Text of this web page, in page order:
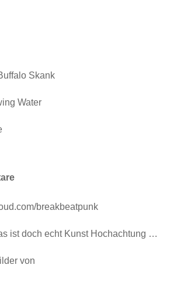
Skank
Water
breakbeatpunk
ist doch echt Kunst Hochachtung …
von